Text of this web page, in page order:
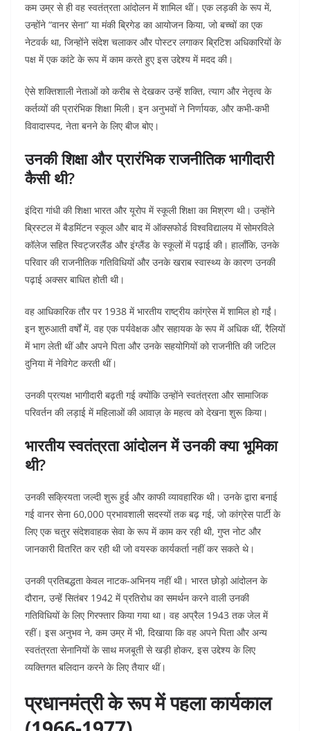
कम उम्र से ही वह स्वतंत्रता आंदोलन में शामिल थीं। एक लड़की के रूप में,
उन्होंने “वानर सेना” या मंकी ब्रिगेड का आयोजन किया, जो बच्चों का एक
नेटवर्क था, जिन्होंने संदेश चलाकर और पोस्टर लगाकर ब्रिटिश अधिकारियों के
पक्ष में एक कांटे के रूप में काम करते हुए इस उद्देश्य में मदद की।
ऐसे शक्तिशाली नेताओं को करीब से देखकर उन्हें शक्ति, त्याग और नेतृत्व के
कर्तव्यों की प्रारंभिक शिक्षा मिली। इन अनुभवों ने निर्णायक, और कभी-कभी
विवादास्पद, नेता बनने के लिए बीज बोए।
उनकी शिक्षा और प्रारंभिक राजनीतिक भागीदारी
कैसी थी?
इंदिरा गांधी की शिक्षा भारत और यूरोप में स्कूली शिक्षा का मिश्रण थी। उन्होंने
ब्रिस्टल में बैडमिंटन स्कूल और बाद में ऑक्सफोर्ड विश्वविद्यालय में सोमरविले
कॉलेज सहित स्विट्जरलैंड और इंग्लैंड के स्कूलों में पढ़ाई की। हालाँकि, उनके
परिवार की राजनीतिक गतिविधियों और उनके खराब स्वास्थ्य के कारण उनकी
पढ़ाई अक्सर बाधित होती थी।
वह आधिकारिक तौर पर 1938 में भारतीय राष्ट्रीय कांग्रेस में शामिल हो गईं।
इन शुरुआती वर्षों में, वह एक पर्यवेक्षक और सहायक के रूप में अधिक थीं, रैलियों
में भाग लेती थीं और अपने पिता और उनके सहयोगियों को राजनीति की जटिल
दुनिया में नेविगेट करती थीं।
उनकी प्रत्यक्ष भागीदारी बढ़ती गई क्योंकि उन्होंने स्वतंत्रता और सामाजिक
परिवर्तन की लड़ाई में महिलाओं की आवाज़ के महत्व को देखना शुरू किया।
भारतीय स्वतंत्रता आंदोलन में उनकी क्या भूमिका
थी?
उनकी सक्रियता जल्दी शुरू हुई और काफी व्यावहारिक थी। उनके द्वारा बनाई
गई वानर सेना 60,000 प्रभावशाली सदस्यों तक बढ़ गई, जो कांग्रेस पार्टी के
लिए एक चतुर संदेशवाहक सेवा के रूप में काम कर रही थी, गुप्त नोट और
जानकारी वितरित कर रही थी जो वयस्क कार्यकर्ता नहीं कर सकते थे।
उनकी प्रतिबद्धता केवल नाटक-अभिनय नहीं थी। भारत छोड़ो आंदोलन के
दौरान, उन्हें सितंबर 1942 में प्रतिरोध का समर्थन करने वाली उनकी
गतिविधियों के लिए गिरफ्तार किया गया था। वह अप्रैल 1943 तक जेल में
रहीं। इस अनुभव ने, कम उम्र में भी, दिखाया कि वह अपने पिता और अन्य
स्वतंत्रता सेनानियों के साथ मजबूती से खड़ी होकर, इस उद्देश्य के लिए
व्यक्तिगत बलिदान करने के लिए तैयार थीं।
प्रधानमंत्री के रूप में पहला कार्यकाल